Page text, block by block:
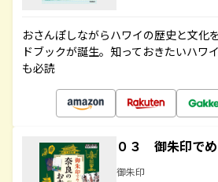
おさんぽしながらハワイの歴史と文化
ドブックが誕生。知っておきたいハワ
も必読
０３ 御朱印で
御朱印